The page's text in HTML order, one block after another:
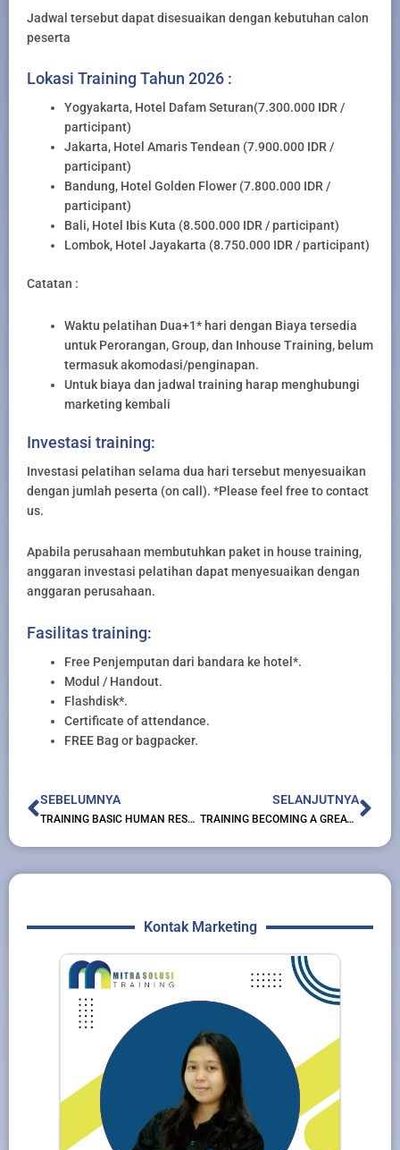
Jadwal tersebut dapat disesuaikan dengan kebutuhan calon
peserta
Lokasi Training Tahun 2026 :
Yogyakarta, Hotel Dafam Seturan(7.300.000 IDR /
participant)
Jakarta, Hotel Amaris Tendean (7.900.000 IDR /
participant)
Bandung, Hotel Golden Flower (7.800.000 IDR /
participant)
Bali, Hotel Ibis Kuta (8.500.000 IDR / participant)
Lombok, Hotel Jayakarta (8.750.000 IDR / participant)
Catatan :
Waktu pelatihan Dua+1* hari dengan Biaya tersedia
untuk Perorangan, Group, dan Inhouse Training, belum
termasuk akomodasi/penginapan.
Untuk biaya dan jadwal training harap menghubungi
marketing kembali
Investasi training:
Investasi pelatihan selama dua hari tersebut menyesuaikan
dengan jumlah peserta (on call). *Please feel free to contact
us.
Apabila perusahaan membutuhkan paket in house training,
anggaran investasi pelatihan dapat menyesuaikan dengan
anggaran perusahaan.
Fasilitas training:
Free Penjemputan dari bandara ke hotel*.
Modul / Handout.
Flashdisk*.
Certificate of attendance.
FREE Bag or bagpacker.
Prev
SEBELUMNYA
TRAINING BASIC HUMAN RESOURCES MANAGEMENT
SELANJUTNYA
TRAINING BECOMING A GREAT HR OFFICER CERTIFIED PROGRAM
Kontak Marketing